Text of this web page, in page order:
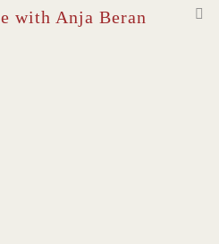
with Anja Beran